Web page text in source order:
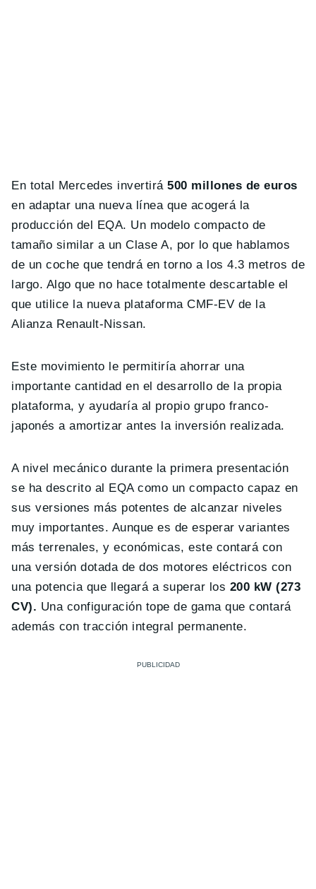
En total Mercedes invertirá500 millones de euros
en adaptar una nueva línea que acogerá la
producción del EQA. Un modelo compacto de
tamaño similar a un Clase A, por lo que hablamos
de un coche que tendrá en torno a los 4.3 metros de
largo. Algo que no hace totalmente descartable el
que utilice la nueva plataforma CMF-EV de la
Alianza Renault-Nissan.
Este movimiento le permitiría ahorrar una
importante cantidad en el desarrollo de la propia
plataforma, y ayudaría al propio grupo franco-
japonés a amortizar antes la inversión realizada.
A nivel mecánico durante la primera presentación
se ha descrito al EQA como un compacto capaz en
sus versiones más potentes de alcanzar niveles
muy importantes. Aunque es de esperar variantes
más terrenales, y económicas, este contará con
una versión dotada de dos motores eléctricos con
una potencia que llegará a superar los 200 kW (273
CV). Una configuración tope de gama que contará
además con tracción integral permanente.